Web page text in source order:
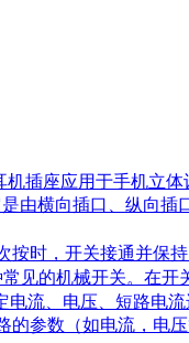
插座应用于手机立
由横向插口、纵向
时，开关接通并保
见的机械开关。在
电流、电压、短路电
参数（如电流，电